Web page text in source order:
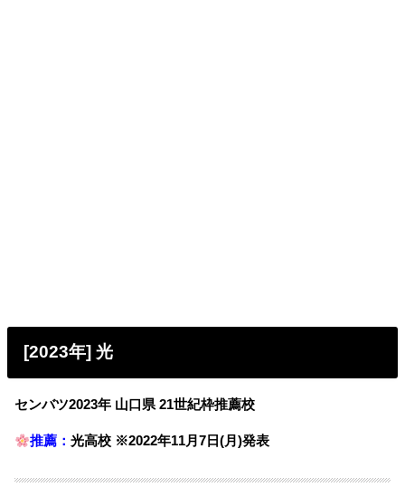
[2023年] 光
センバツ2023年 山口県 21世紀枠推薦校
推薦：光高校 ※2022年11月7日(月)発表